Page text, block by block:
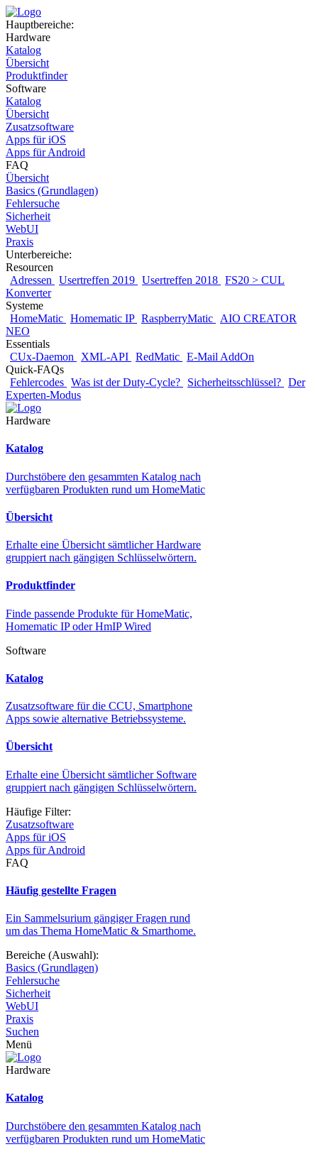
Hauptbereiche:
Hardware
Katalog
Übersicht
Produktfinder
Software
Katalog
Übersicht
Zusatzsoftware
Apps für iOS
Apps für Android
FAQ
Übersicht
Basics (Grundlagen)
Fehlersuche
Sicherheit
WebUI
Praxis
Unterbereiche:
Resourcen
Adressen
Usertreffen 2019 Usertreffen 2018 FS20 > CUL
Konverter
Systeme
HomeMatic Homematic IP RaspberryMatic
AIO CREATOR
NEO
Essentials
CUx-Daemon
XML-API RedMatic E-Mail AddOn
Quick-FAQs
Fehlercodes Was ist der Duty-Cycle? Sicherheitsschlüssel? Der
Experten-Modus
Hardware
Katalog
Durchstöbere den gesammten Katalog nach
verfügbaren Produkten rund um HomeMatic
Übersicht
Erhalte eine Übersicht sämtlicher Hardware
gruppiert nach gängigen Schlüsselwörtern.
Produktfinder
Finde passende Produkte für HomeMatic,
Homematic IP oder HmIP Wired
Software
Katalog
Zusatzsoftware für die CCU, Smartphone
Apps sowie alternative Betriebssysteme.
Übersicht
Erhalte eine Übersicht sämtlicher Software
gruppiert nach gängigen Schlüsselwörtern.
Häufige Filter:
Zusatzsoftware
Apps für iOS
Apps für Android
FAQ
Häufig gestellte Fragen
Ein Sammelsurium gängiger Fragen rund
um das Thema HomeMatic & Smarthome.
Bereiche (Auswahl):
Basics (Grundlagen)
Fehlersuche
Sicherheit
WebUI
Praxis
Suchen
Menü
Hardware
Katalog
Durchstöbere den gesammten Katalog nach
verfügbaren Produkten rund um HomeMatic